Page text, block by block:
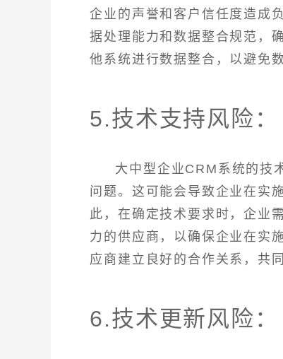
企业的声誉和客户信任度造成
据处理能力和数据整合规范，
他系统进行数据整合，以避免
5.技术支持风险：
大中型企业CRM系统的技
问题。这可能会导致企业在实
此，在确定技术要求时，企业
力的供应商，以确保企业在实
应商建立良好的合作关系，共
6.技术更新风险：